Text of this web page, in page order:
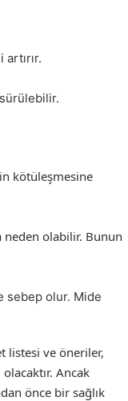
kötüleşmesine
neden olabilir. Bunun
sebep olur. Mide
listesi ve öneriler,
Ancak
önce bir sağlık